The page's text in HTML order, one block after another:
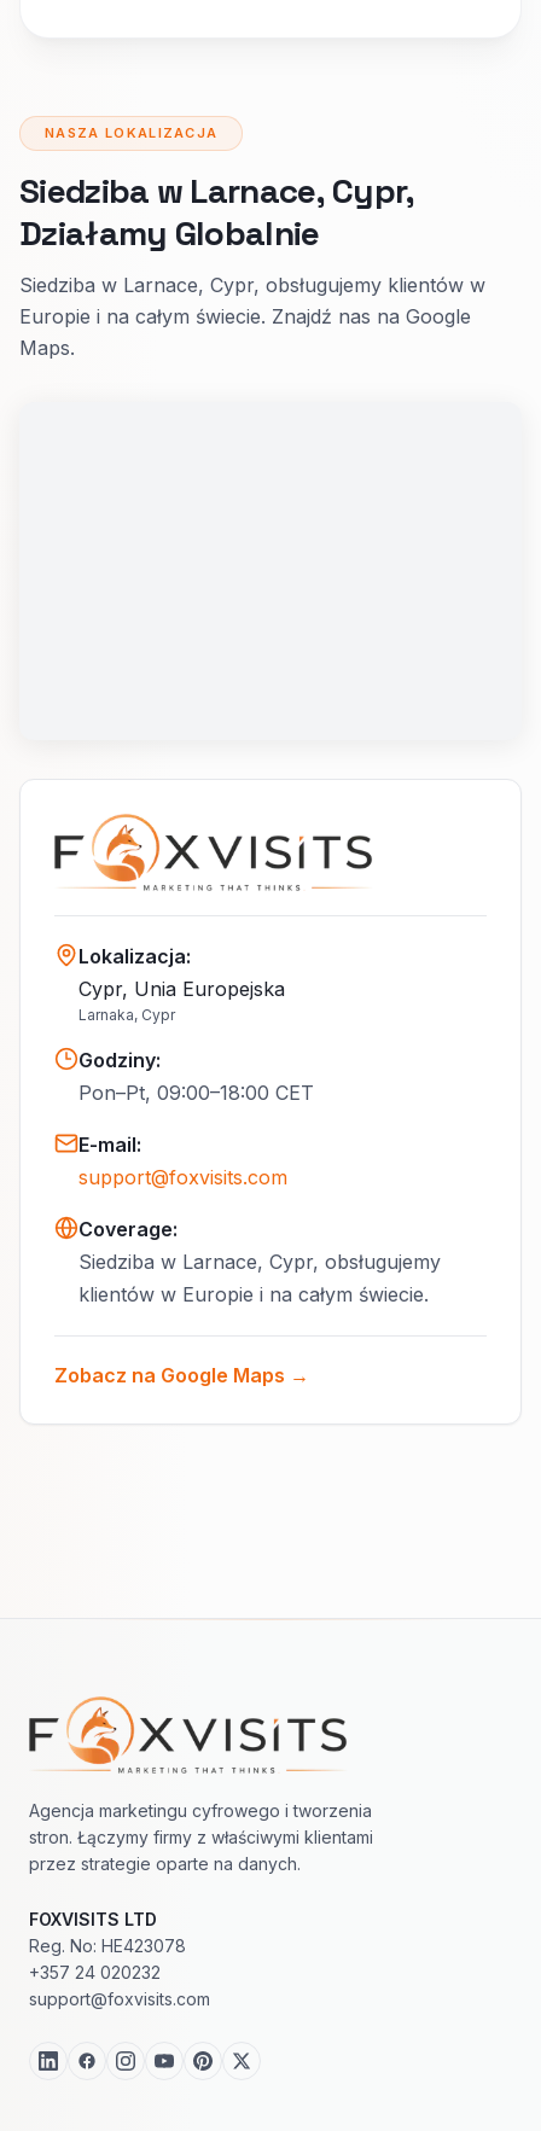
NASZA LOKALIZACJA
Siedziba w Larnace, Cypr,
Działamy Globalnie
Siedziba w Larnace, Cypr, obsługujemy klientów w
Europie i na całym świecie. Znajdź nas na Google
Maps.
Lokalizacja:
Cypr, Unia Europejska
Larnaka, Cypr
Godziny:
Pon–Pt, 09:00–18:00 CET
E-mail:
support@foxvisits.com
Coverage:
Siedziba w Larnace, Cypr, obsługujemy
klientów w Europie i na całym świecie.
Zobacz na Google Maps →
Nawigacja w stopce
Agencja marketingu cyfrowego i tworzenia
stron. Łączymy firmy z właściwymi klientami
przez strategie oparte na danych.
FOXVISITS LTD
Reg. No: HE423078
+357 24 020232
support@foxvisits.com